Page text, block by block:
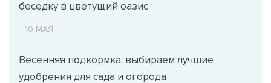
беседку в цветущий оазис
10 МАЯ
Весенняя подкормка: выбираем лучшие
удобрения для сада и огорода